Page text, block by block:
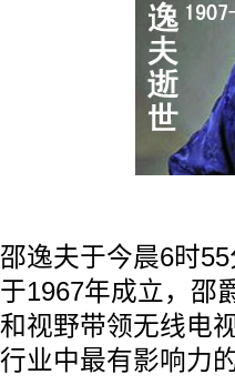
邵逸夫于今晨6时
于1967年成立，邵
和视野带领无线电
行业中最有影响力